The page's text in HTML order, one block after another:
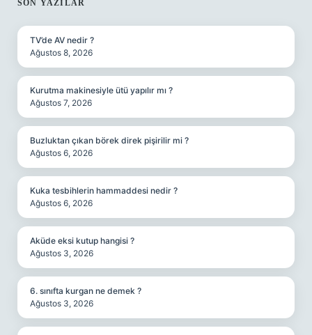
SIDEBAR
SON YAZILAR
TV’de AV nedir ?
Ağustos 8, 2026
Kurutma makinesiyle ütü yapılır mı ?
Ağustos 7, 2026
Buzluktan çıkan börek direk pişirilir mi ?
Ağustos 6, 2026
Kuka tesbihlerin hammaddesi nedir ?
Ağustos 6, 2026
Aküde eksi kutup hangisi ?
Ağustos 3, 2026
6. sınıfta kurgan ne demek ?
Ağustos 3, 2026